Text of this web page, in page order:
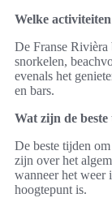
Welke
De Franse Rivièra
snorkelen,
evenals het
en bars.
Wat zijn de
De beste tijden
zijn over het
wanneer het weer
hoogtepunt is.